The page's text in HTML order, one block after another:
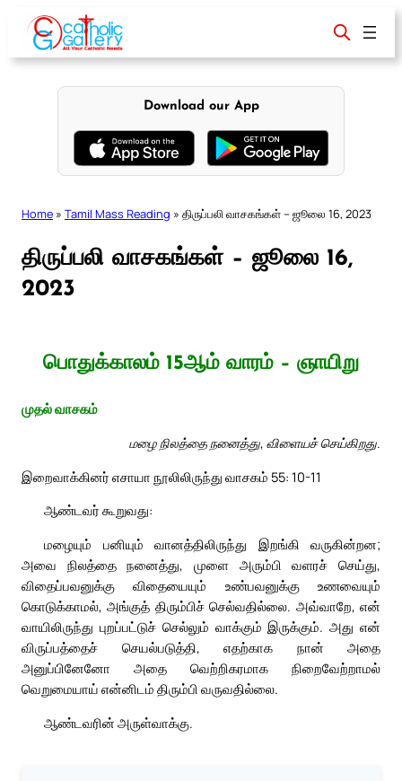
content
Download our App
Home » Tamil Mass Reading » திருப்பலி வாசகங்கள் – ஜூலை 16, 2023
திருப்பலி வாசகங்கள் – ஜூலை 16,
2023
பொதுக்காலம் 15ஆம் வாரம் – ஞாயிறு
முதல் வாசகம்
மழை நிலத்தை நனைத்து, விளையச் செய்கிறது.
இறைவாக்கினர் எசாயா நூலிலிருந்து வாசகம் 55: 10-11
ஆண்டவர் கூறுவது:
மழையும் பனியும் வானத்திலிருந்து இறங்கி வருகின்றன;
அவை நிலத்தை நனைத்து, முளை அரும்பி வளரச் செய்து,
விதைப்பவனுக்கு விதையையும் உண்பவனுக்கு உணவையும்
கொடுக்காமல், அங்குத் திரும்பிச் செல்வதில்லை. அவ்வாறே, என்
வாயிலிருந்து புறப்பட்டுச் செல்லும் வாக்கும் இருக்கும். அது என்
விருப்பத்தைச் செயல்படுத்தி, எதற்காக நான் அதை
அனுப்பினேனோ அதை வெற்றிகரமாக நிறைவேற்றாமல்
வெறுமையாய் என்னிடம் திரும்பி வருவதில்லை.
ஆண்டவரின் அருள்வாக்கு.